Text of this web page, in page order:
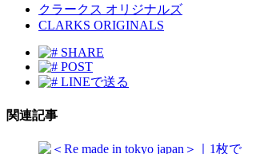
クラークス オリジナルズ
CLARKS ORIGINALS
SHARE
POST
LINEで送る
関連記事